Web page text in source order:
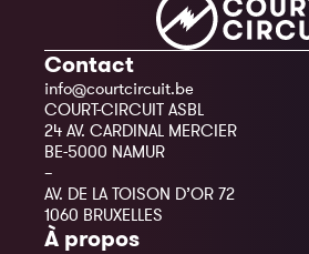
Contact
info@courtcircuit.be
COURT-CIRCUIT ASBL
24 AV. CARDINAL MERCIER
BE-5000 NAMUR
–
AV. DE LA TOISON D’OR 72
1060 BRUXELLES
À propos